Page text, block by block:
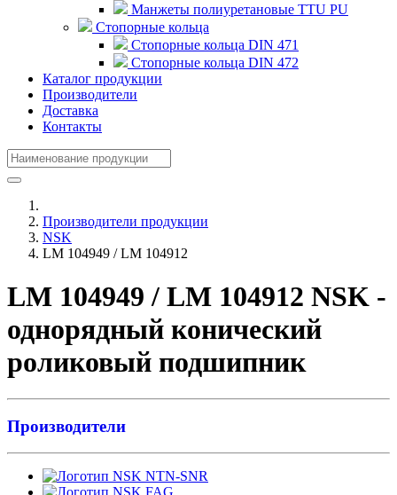
Манжеты полиуретановые TTU PU
Стопорные кольца
Стопорные кольца DIN 471
Стопорные кольца DIN 472
Каталог продукции
Производители
Доставка
Контакты
Производители продукции
NSK
LM 104949 / LM 104912
LM 104949 / LM 104912 NSK -
однорядный конический
роликовый подшипник
Производители
NTN-SNR